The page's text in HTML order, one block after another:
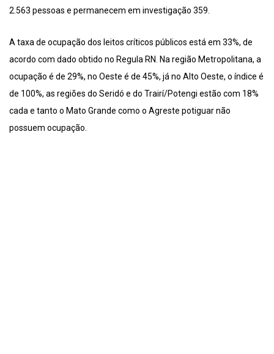
2.563 pessoas e permanecem em investigação 359.
A taxa de ocupação dos leitos críticos públicos está em 33%, de
acordo com dado obtido no Regula RN. Na região Metropolitana, a
ocupação é de 29%, no Oeste é de 45%, já no Alto Oeste, o índice é
de 100%, as regiões do Seridó e do Trairí/Potengi estão com 18%
cada e tanto o Mato Grande como o Agreste potiguar não
possuem ocupação.